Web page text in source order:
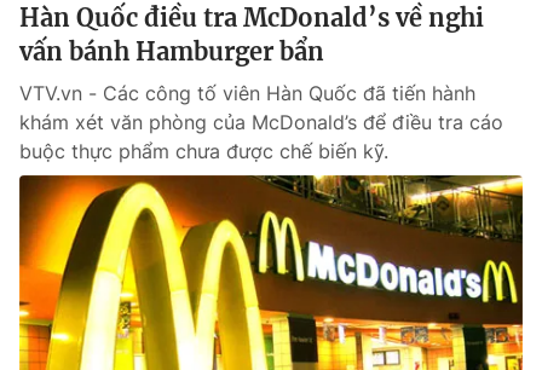
Góc doanh nghiệp
Truyền hình
Hậu trường
Nhân vật
Khán giả
Giải sao mai
Giải trí
Điện ảnh
Âm nhạc
Sao
Đời sống
Du lịch
Làm đẹp
Chất lượng cuộc sống
Giáo dục
Tuyển sinh
Học trực tuyến
Công nghệ
Hitech Công nghệ tương lai
Hàn Quốc điều tra McDonald’s về nghi
vấn bánh Hamburger bẩn
VTV.vn - Các công tố viên Hàn Quốc đã tiến hành
khám xét văn phòng của McDonald’s để điều tra cáo
buộc thực phẩm chưa được chế biến kỹ.